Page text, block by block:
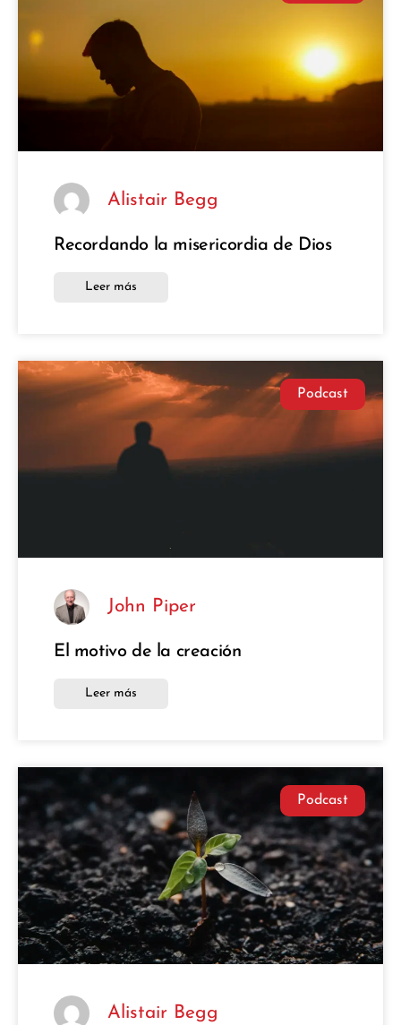
Alistair Begg
Recordando la misericordia de Dios
Leer más
Podcast
John Piper
El motivo de la creación
Leer más
Podcast
Alistair Begg